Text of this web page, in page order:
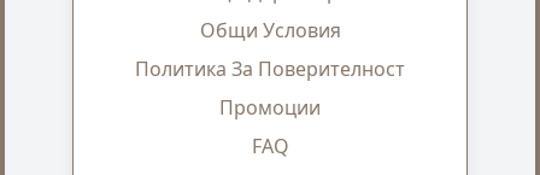
Общи Условия
Политика За Поверителност
Промоции
FAQ